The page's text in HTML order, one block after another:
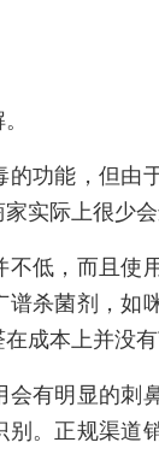
的功能，但由
实际上很少
不低，而且使
谱杀菌剂，如
成本上并没有
会有明显的刺
别。正规渠道